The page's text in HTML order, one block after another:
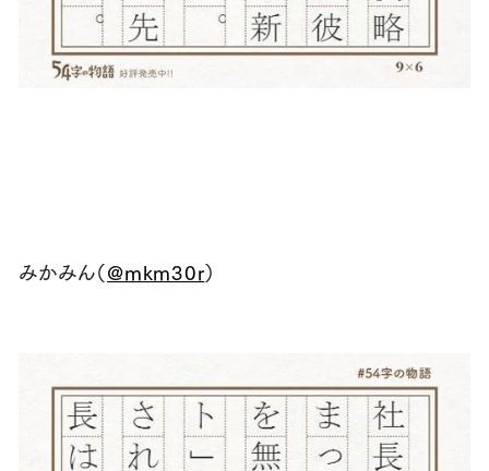
みかみん（@mkm30r）